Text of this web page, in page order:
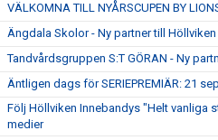
VÄLKOMNA TILL NYÅRSCUPEN BY
Ängdala Skolor - Ny partner till
Tandvårdsgruppen S:T GÖRAN - Ny
Äntligen dags för SERIEPREMIÄR: 21
Följ Höllviken Innebandys "Helt vanliga
medier